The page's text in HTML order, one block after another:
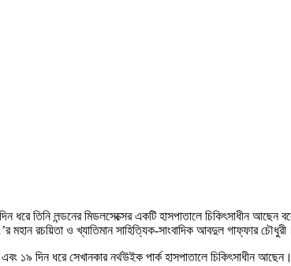
লন্ডনের মিডলসেক্সের একটি হাসপাতালে চিকিৎসাধীন আছেন বলে
রচয়িতা ও খ্যাতিমান সাহিত্যিক-সাংবাদিক আবদুল গাফ্ফার
১৯ দিন ধরে সেখানকার নর্থউইক পার্ক হাসপাতালে চিকিৎসাধীন